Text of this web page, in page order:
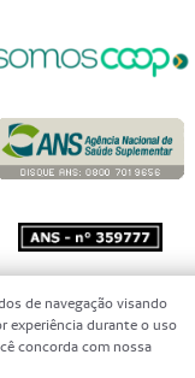
2001 - 2026 Unimed do
- Todos os direitos reservados
de navegação visando
experiência durante o uso
concorda com nossa